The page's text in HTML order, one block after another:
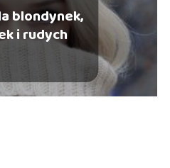
blondynek,
i rudych